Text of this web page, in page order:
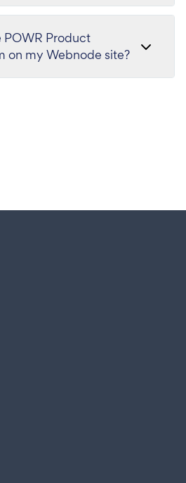
POWR Product
Registration Form on my Webnode site?